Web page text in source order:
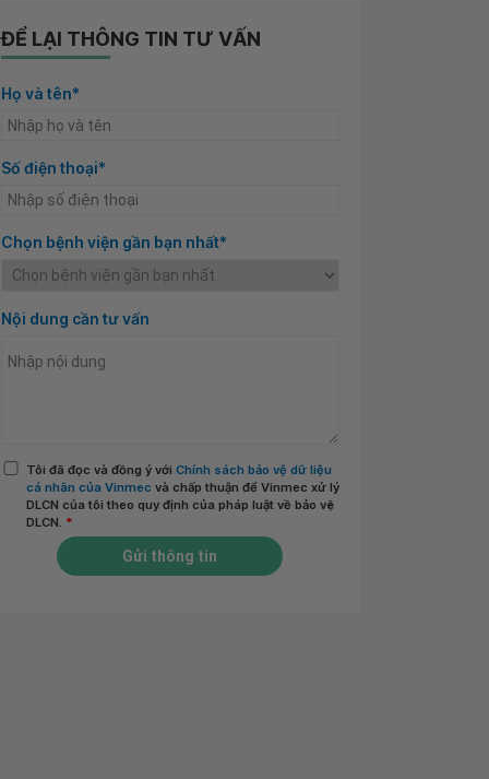
ĐỂ LẠI THÔNG TIN TƯ VẤN
Họ và tên*
Số điện thoại*
Chọn bệnh viện gần bạn nhất*
Nội dung cần tư vấn
Tôi đã đọc và đồng ý với Chính sách bảo vệ dữ liệu
cá nhân của Vinmec và chấp thuận để Vinmec xử lý
DLCN của tôi theo quy định của pháp luật về bảo vệ
DLCN. *
Gửi thông tin